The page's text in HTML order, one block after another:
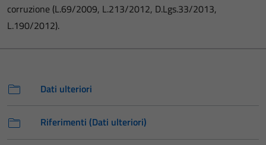
corruzione (L.69/2009, L.213/2012, D.Lgs.33/2013,
L.190/2012).
Dati ulteriori
Riferimenti (Dati ulteriori)